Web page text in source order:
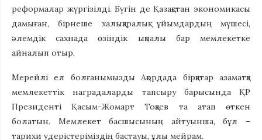
реформалар жүргізілді. Бүгін де Қазақстан экономикасы
дамыған, бірнеше халықаралық ұйымдардың мүшесі,
әлемдік сахнада өзіндік ықпалы бар мемлекетке
айналып отыр.
Мерейлі ел болғанымызды Ақордада бірқатар азаматқа
мемлекеттік наградаларды тапсыру барысында ҚР
Президенті Қасым-Жомарт Тоқаев та атап өткен
болатын. Мемлекет басшысының айтуынша, бұл –
тарихи үдерістеріміздің бастауы, ұлы мейрам.